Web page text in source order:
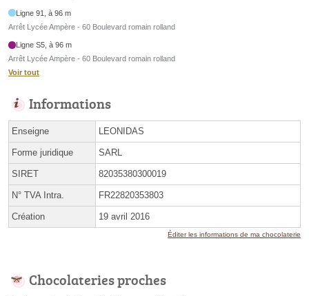
Ligne 91, à 96 m
Arrêt Lycée Ampère - 60 Boulevard romain rolland
Ligne S5, à 96 m
Arrêt Lycée Ampère - 60 Boulevard romain rolland
Voir tout
Informations
Enseigne LEONIDAS
Forme juridique SARL
SIRET 82035380300019
N° TVA Intra. FR22820353803
Création 19 avril 2016
Éditer les informations de ma chocolaterie
Chocolateries proches